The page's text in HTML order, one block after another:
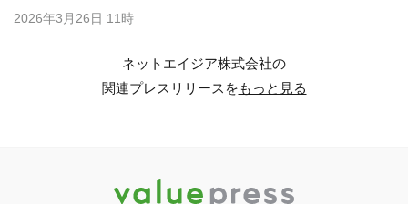
2026年3月26日 11時
ネットエイジア株式会社の
関連プレスリリースをもっと見る